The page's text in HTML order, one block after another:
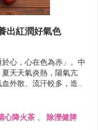
出紅潤好氣色
心，心在色為赤」。中
天天氣炎熱，陽氣亢
外散、流汗較多，造成
，進而影響腸胃道消
初夏養生的重點在於
心降火茶 、 除溼健脾